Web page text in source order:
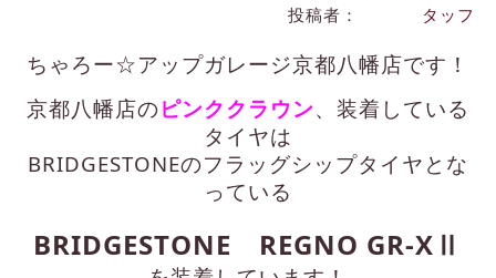
投稿者：
タッフ
ちゃろー☆アップガレージ京都八幡店です！
京都八幡店のピンククラウン、装着している
タイヤは
BRIDGESTONEのフラッグシップタイヤとな
っている
BRIDGESTONE REGNO GR-XⅡ